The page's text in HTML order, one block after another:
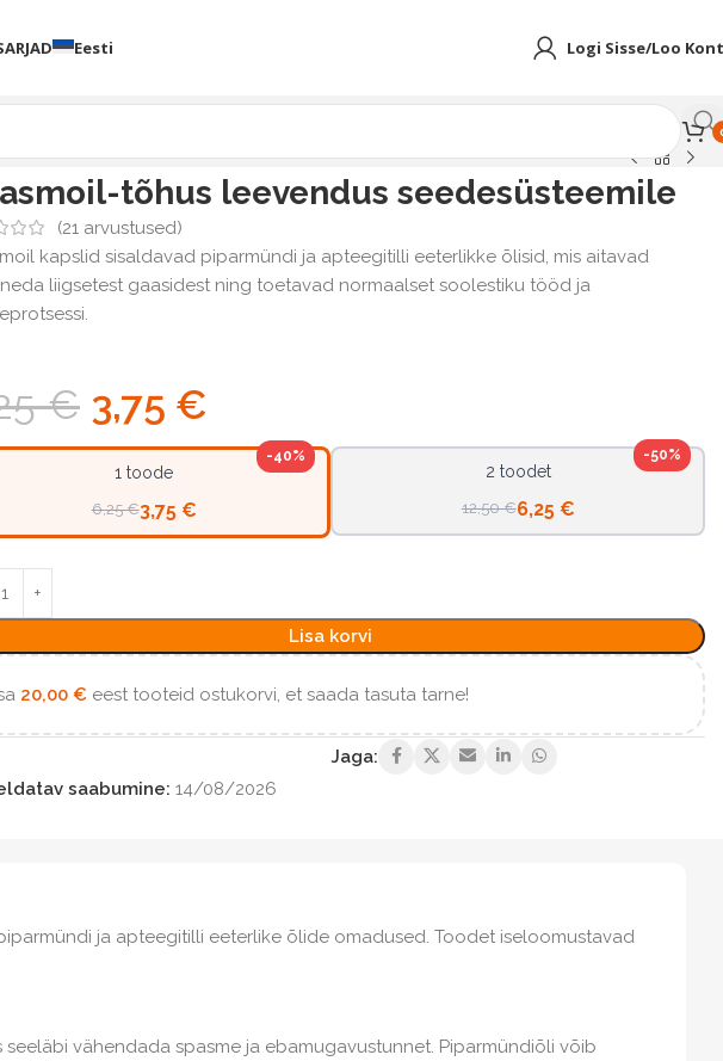
Eesti Logi Sisse/Loo
tõhus leevendus seedesüsteemile
(21arvustused)
kapslid sisaldavad piparmündi ja apteegitilli eeterlikke õlisid, mis aitavad
liigsetest gaasidest ning toetavad normaalset soolestiku tööd ja
€ 3,75 €
-40%
1 toode
6,25 €3,75 €
-50%
2 toodet
12,50 €6,25 €
Lisa korvi
20,00 €eest tooteid ostukorvi, et saada tasuta tarne!
Jaga:
saabumine: 14/08/2026
ja apteegitilli eeterlike õlide omadused. Toodet iseloomustavad
vähendada spasme ja ebamugavustunnet. Piparmündiõli võib